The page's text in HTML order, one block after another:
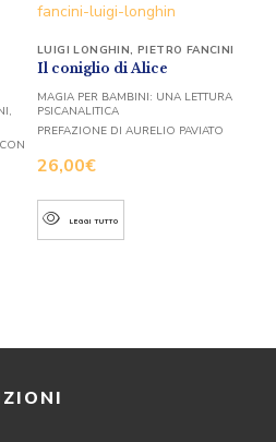
Il coniglio di Alice
26,00€
LUIGI LONGHIN,PIETRO FANCINI
MAGIA PER BAMBINI: UNA LETTURA
PSICANALITICA
PREFAZIONE DI AURELIO PAVIATO
LEGGI TUTTO